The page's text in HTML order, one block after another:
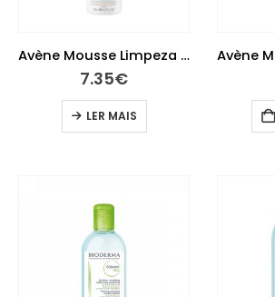
Avène Mousse Limpeza Matificante 50ml
7.35€
LER MAIS